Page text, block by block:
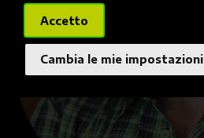
Accetto
Cambia le mie impostazioni